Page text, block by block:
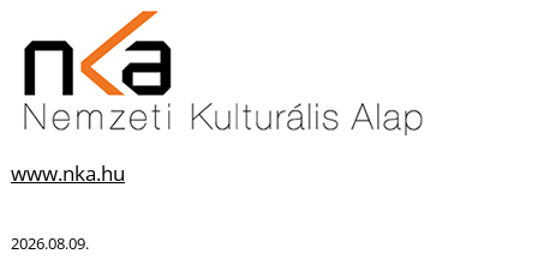
www.nka.hu
2026.08.09.